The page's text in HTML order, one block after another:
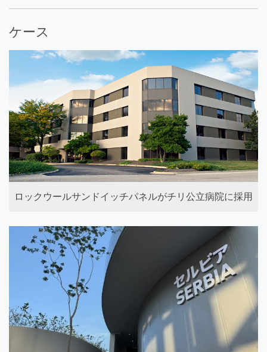
ケース
ロックウールサンドイッチパネルがチリ公立病院に採用